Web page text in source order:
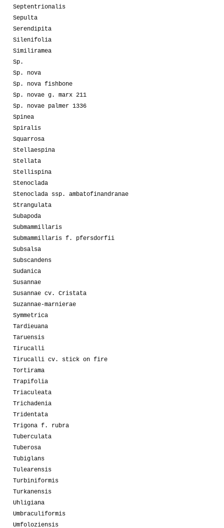
Septentrionalis
Sepulta
Serendipita
Silenifolia
Similiramea
Sp.
Sp. nova
Sp. nova fishbone
Sp. novae g. marx 211
Sp. novae palmer 1336
Spinea
Spiralis
Squarrosa
Stellaespina
Stellata
Stellispina
Stenoclada
Stenoclada ssp. ambatofinandranae
Strangulata
Subapoda
Submammillaris
Submammillaris f. pfersdorfii
Subsalsa
Subscandens
Sudanica
Susannae
Susannae cv. Cristata
Suzannae-marnierae
Symmetrica
Tardieuana
Taruensis
Tirucalli
Tirucalli cv. stick on fire
Tortirama
Trapifolia
Triaculeata
Trichadenia
Tridentata
Trigona f. rubra
Tuberculata
Tuberosa
Tubiglans
Tulearensis
Turbiniformis
Turkanensis
Uhligiana
Umbraculiformis
Umfoloziensis